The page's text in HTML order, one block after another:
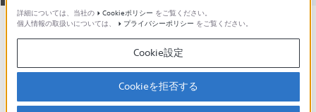
ダウンロード
現在、本ページで提供されているアップデート情報はありませ
詳細については、当社の
Cookieポリシー をご覧ください。
個人情報の取扱いについては、
プライバシーポリシー をご覧ください。
Cookie設定
Cookieを拒否する